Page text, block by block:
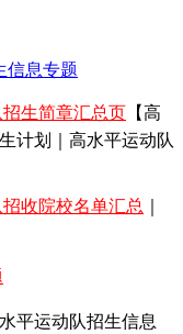
生简章汇总页 【高
计划｜高水平运动队
收院校名单汇总